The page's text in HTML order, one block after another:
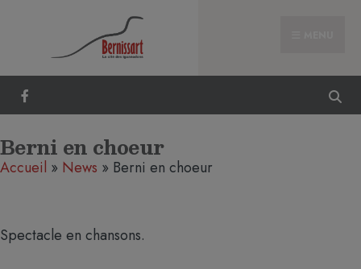
Berni en choeur
Accueil » News » Berni en choeur
Spectacle en chansons.